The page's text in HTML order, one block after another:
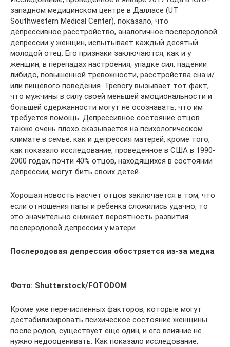
западном медицинском центре в Далласе (UT
Southwestern Medical Center), показало, что
депрессивное расстройство, аналогичное послеродовой
депрессии у женщин, испытывает каждый десятый
молодой отец. Его признаки заключаются, как и у
женщин, в перепадах настроения, упадке сил, падении
либидо, повышенной тревожности, расстройства сна и/
или пищевого поведения. Тревогу вызывает тот факт,
что мужчины в силу своей меньшей эмоциональности и
большей сдержанности могут не осознавать, что им
требуется помощь. Депрессивное состояние отцов
также очень плохо сказывается на психологическом
климате в семье, как и депрессия матерей, кроме того,
как показало исследование, проведенное в США в 1990-
2000 годах, почти 40% отцов, находящихся в состоянии
депрессии, могут бить своих детей.
Хорошая новость насчет отцов заключается в том, что
если отношения папы и ребенка сложились удачно, то
это значительно снижает вероятность развития
послеродовой депрессии у матери.
Послеродовая депрессия обостряется из-за медиа
Фото: Shutterstock/FOTODOM
Кроме уже перечисленных факторов, которые могут
дестабилизировать психическое состояние женщины
после родов, существует еще один, и его влияние не
нужно недооценивать. Как показало исследование,